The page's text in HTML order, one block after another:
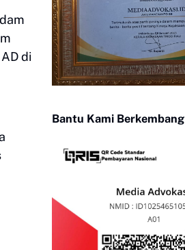
di
Bantu Kami Berkembang